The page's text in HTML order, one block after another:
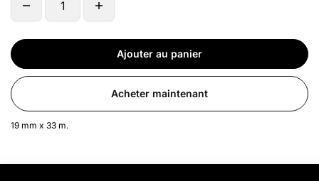
Ajouter au panier
Acheter maintenant
19 mm x 33 m.